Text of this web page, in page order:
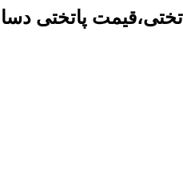
پاتختی